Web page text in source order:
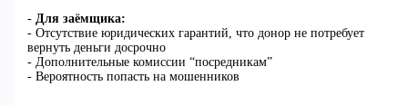
- Для заёмщика:
- Отсутствие юридических гарантий, что донор не потребует
вернуть деньги досрочно
- Дополнительные комиссии “посредникам”
- Вероятность попасть на мошенников